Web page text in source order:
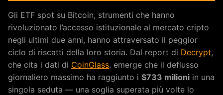
Gli ETF spot su Bitcoin, strumenti che hanno
rivoluzionato l’accesso istituzionale al mercato cripto
negli ultimi due anni, hanno attraversato il peggior
ciclo di riscatti della loro storia. Dal report di Decrypt,
che cita i dati di CoinGlass, emerge che il deflusso
giornaliero massimo ha raggiunto i $733 milioni in una
singola seduta — una soglia superata più volte lo